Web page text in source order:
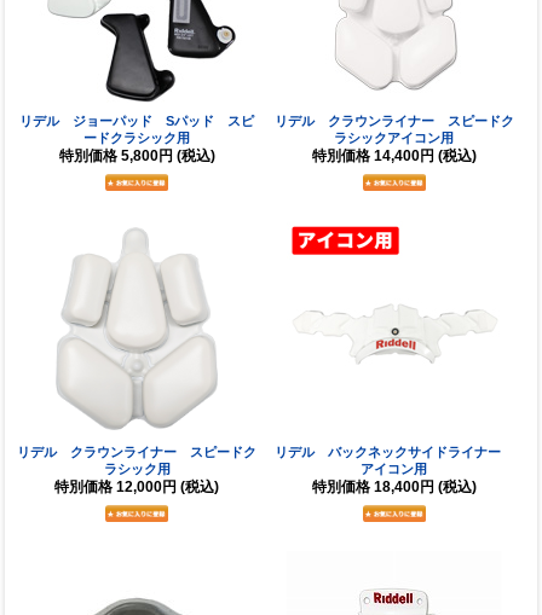
リデル ジョーパッド Sパッド スピ
ードクラシック用
特別価格 5,800円 (税込)
リデル クラウンライナー スピードク
ラシックアイコン用
特別価格 14,400円 (税込)
リデル クラウンライナー スピードク
ラシック用
特別価格 12,000円 (税込)
リデル バックネックサイドライナー
アイコン用
特別価格 18,400円 (税込)